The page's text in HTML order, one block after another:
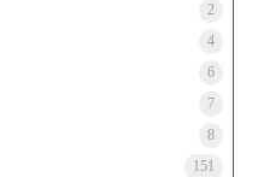
2
4
6
7
8
151